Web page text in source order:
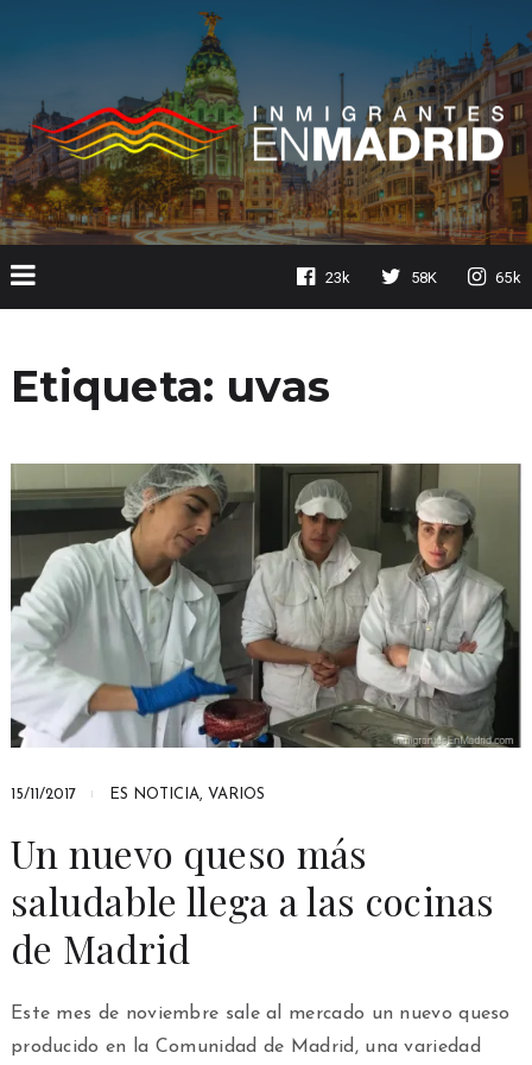
23k 58K 65k
Etiqueta: uvas
15/11/2017 ES NOTICIA, VARIOS
Un nuevo queso más
saludable llega a las cocinas
de Madrid
Este mes de noviembre sale al mercado un nuevo queso
producido en la Comunidad de Madrid, una variedad